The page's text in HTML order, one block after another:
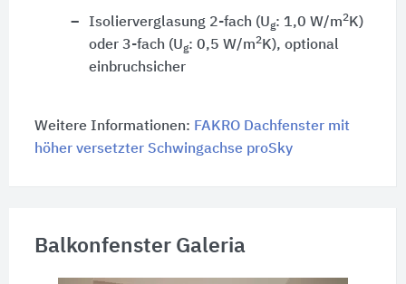
Isolierverglasung 2-fach (Ug: 1,0 W/m2K)
oder 3-fach (Ug: 0,5 W/m2K), optional
einbruchsicher
Weitere Informationen: FAKRO Dachfenster mit
höher versetzter Schwingachse proSky
Balkonfenster Galeria